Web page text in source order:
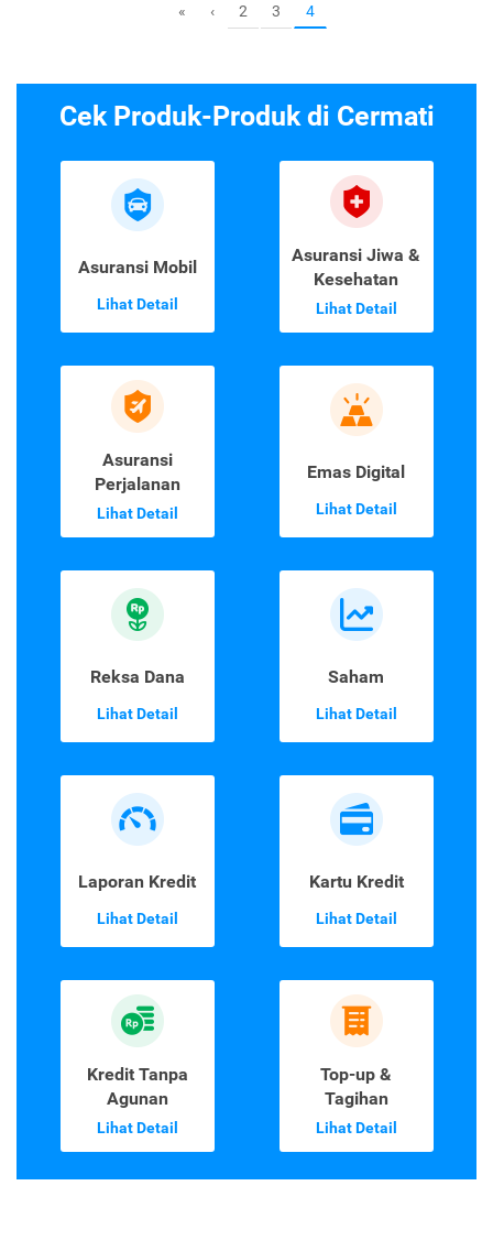
« ‹ 2 3 4
Cek Produk-Produk di Cermati
Asuransi Mobil
Lihat Detail
Asuransi Jiwa &
Kesehatan
Lihat Detail
Asuransi
Perjalanan
Lihat Detail
Emas Digital
Lihat Detail
Reksa Dana
Lihat Detail
Saham
Lihat Detail
Laporan Kredit
Lihat Detail
Kartu Kredit
Lihat Detail
Kredit Tanpa
Agunan
Lihat Detail
Top-up &
Tagihan
Lihat Detail